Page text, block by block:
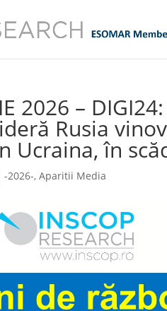
2026 –
Rusia
Ucraina, în
-2026-,Aparitii Media